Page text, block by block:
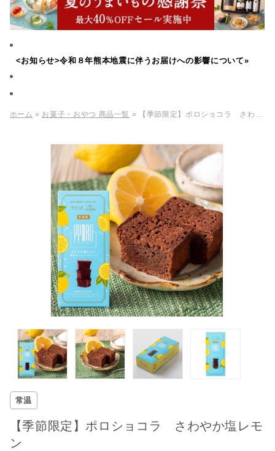
<お知らせ>令和８年熊本地震に伴うお届けへの影響について»
ホーム » お菓子・おやつ 商品一覧 » 【季節限定】ポロショコラ さわやか塩レモン
常温
【季節限定】ポロショコラ さわやか塩レモ
ン